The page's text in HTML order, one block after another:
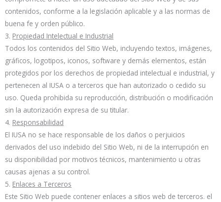
contenidos, conforme a la legislación aplicable y a las normas de
buena fe y orden público.
3. Propiedad Intelectual e Industrial
Todos los contenidos del Sitio Web, incluyendo textos, imágenes,
gráficos, logotipos, iconos, software y demás elementos, están
protegidos por los derechos de propiedad intelectual e industrial, y
pertenecen al IUSA o a terceros que han autorizado o cedido su
uso. Queda prohibida su reproducción, distribución o modificación
sin la autorización expresa de su titular.
4. Responsabilidad
El IUSA no se hace responsable de los daños o perjuicios
derivados del uso indebido del Sitio Web, ni de la interrupción en
su disponibilidad por motivos técnicos, mantenimiento u otras
causas ajenas a su control.
5. Enlaces a Terceros
Este Sitio Web puede contener enlaces a sitios web de terceros. el